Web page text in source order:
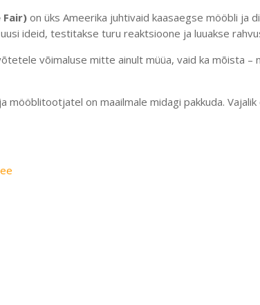
on üks Ameerika juhtivaid kaasaegse mööbli ja
ideid, testitakse turu reaktsioone ja luuakse
võimaluse mitte ainult müüa, vaid ka mõista –
on maailmale midagi pakkuda.